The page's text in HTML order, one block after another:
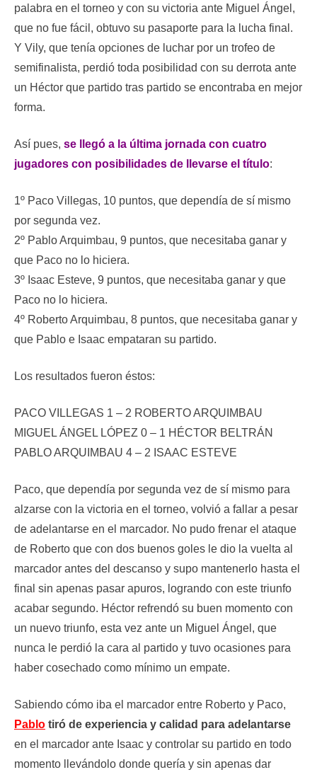
palabra en el torneo y con su victoria ante Miguel Ángel,
que no fue fácil, obtuvo su pasaporte para la lucha final.
Y Vily, que tenía opciones de luchar por un trofeo de
semifinalista, perdió toda posibilidad con su derrota ante
un Héctor que partido tras partido se encontraba en mejor
forma.
Así pues, se llegó a la última jornada con cuatro
jugadores con posibilidades de llevarse el título:
1º Paco Villegas, 10 puntos, que dependía de sí mismo
por segunda vez.
2º Pablo Arquimbau, 9 puntos, que necesitaba ganar y
que Paco no lo hiciera.
3º Isaac Esteve, 9 puntos, que necesitaba ganar y que
Paco no lo hiciera.
4º Roberto Arquimbau, 8 puntos, que necesitaba ganar y
que Pablo e Isaac empataran su partido.
Los resultados fueron éstos:
PACO VILLEGAS 1 – 2 ROBERTO ARQUIMBAU
MIGUEL ÁNGEL LÓPEZ 0 – 1 HÉCTOR BELTRÁN
PABLO ARQUIMBAU 4 – 2 ISAAC ESTEVE
Paco, que dependía por segunda vez de sí mismo para
alzarse con la victoria en el torneo, volvió a fallar a pesar
de adelantarse en el marcador. No pudo frenar el ataque
de Roberto que con dos buenos goles le dio la vuelta al
marcador antes del descanso y supo mantenerlo hasta el
final sin apenas pasar apuros, logrando con este triunfo
acabar segundo. Héctor refrendó su buen momento con
un nuevo triunfo, esta vez ante un Miguel Ángel, que
nunca le perdió la cara al partido y tuvo ocasiones para
haber cosechado como mínimo un empate.
Sabiendo cómo iba el marcador entre Roberto y Paco,
Pablo tiró de experiencia y calidad para adelantarse
en el marcador ante Isaac y controlar su partido en todo
momento llevándolo donde quería y sin apenas dar